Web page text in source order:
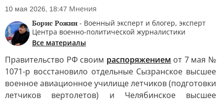
10 мая 2026, 18:47 Мнения
Борис Рожин - Военный эксперт и блогер, эксперт
Центра военно-политической журналистики
Все материалы
Правительство РФ своим распоряжением от 7 мая №
1071-р восстановило отдельные Сызранское высшее
военное авиационное училище летчиков (подготовки
летчиков вертолетов) и Челябинское высшее